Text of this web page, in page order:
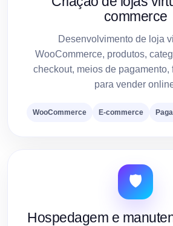
commerce
Desenvolvimento de loja
WooCommerce, produtos,
checkout, meios de pagamento,
para vender
WooCommerce E-commerce
🛡️
Hospedagem e